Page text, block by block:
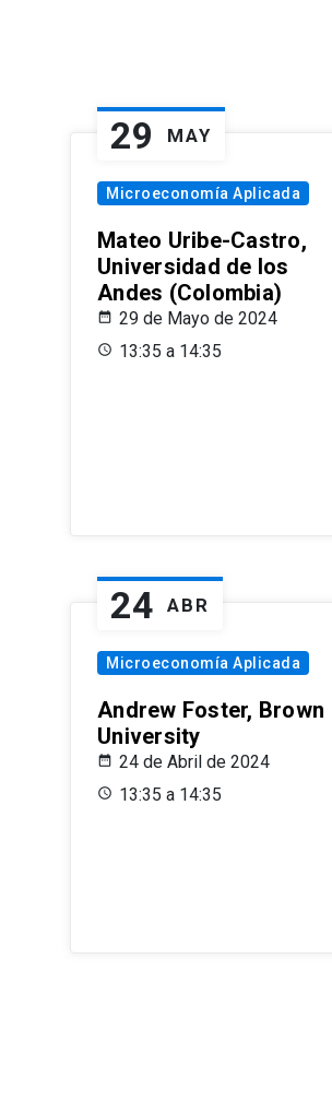
29 MAY
Microeconomía Aplicada
Mateo Uribe-Castro,
Universidad de los
Andes (Colombia)
29 de Mayo de 2024
13:35 a 14:35
24 ABR
Microeconomía Aplicada
Andrew Foster, Brown
University
24 de Abril de 2024
13:35 a 14:35